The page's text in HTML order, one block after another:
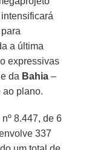
a última
expressivas
e da Bahia –
ao plano.
8.447, de 6
337